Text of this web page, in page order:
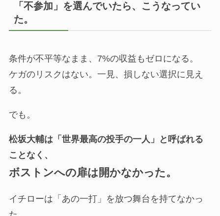
「不参加」を選んでいたら、こうなってい
た。
条件が不平等なまま、7%の収益もゼロになる。
ケガのリスクはない。一見、損しない選択に見え
る。
でも。
松坂大輔は「世界最高の投手の一人」と呼ばれる
ことなく、
ボストンへの扉は開かなかった。
イチローは「あの一打」を放つ舞台を持てなかっ